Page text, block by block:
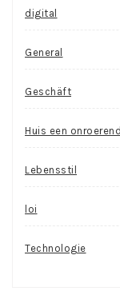
digital
General
Geschäft
Huis een
Lebensstil
loi
Technologie